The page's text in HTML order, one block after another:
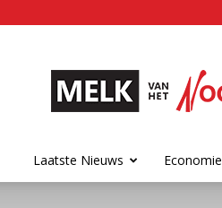
van
het
Noorden
Laatste Nieuws Economie